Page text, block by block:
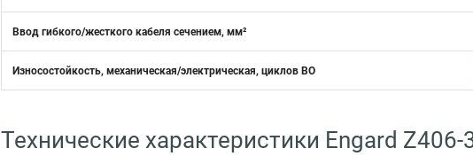
Ввод гибкого/жесткого кабеля сечением, мм²
Износостойкость, механическая/электрическая, циклов ВО
Технические характеристики Engard Z406-